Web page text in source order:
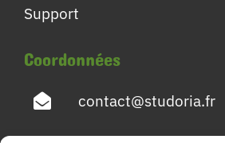
Support
Coordonnées
contact@studoria.fr